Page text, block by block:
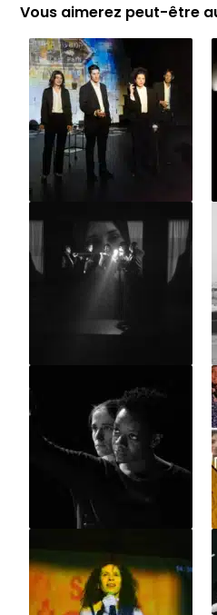
Vous aimerez peut-être